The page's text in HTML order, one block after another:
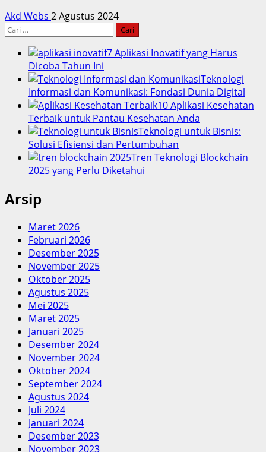
Akd Webs 2 Agustus 2024
Cari
7 Aplikasi Inovatif yang Harus
Dicoba Tahun Ini
Teknologi
Informasi dan Komunikasi: Fondasi Dunia Digital
10 Aplikasi Kesehatan
Terbaik untuk Pantau Kesehatan Anda
Teknologi untuk Bisnis:
Solusi Efisiensi dan Pertumbuhan
Tren Teknologi Blockchain
2025 yang Perlu Diketahui
Arsip
Maret 2026
Februari 2026
Desember 2025
November 2025
Oktober 2025
Agustus 2025
Mei 2025
Maret 2025
Januari 2025
Desember 2024
November 2024
Oktober 2024
September 2024
Agustus 2024
Juli 2024
Januari 2024
Desember 2023
November 2023